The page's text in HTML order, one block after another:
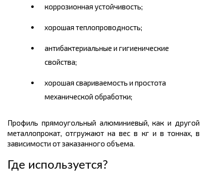
коррозионная устойчивость;
хорошая теплопроводность;
антибактериальные и гигиенические
свойства;
хорошая свариваемость и простота
механической обработки;
Профиль прямоугольный алюминиевый, как и другой
металлопрокат, отгружают на вес в кг и в тоннах, в
зависимости от заказанного объема.
Где используется?